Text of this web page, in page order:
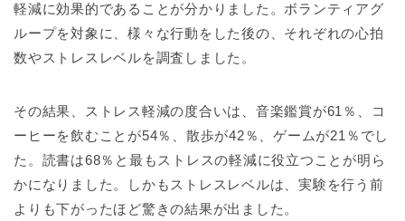
軽減に効果的であることが分かりました。ボランティアグ
ループを対象に、様々な行動をした後の、それぞれの心拍
数やストレスレベルを調査しました。
その結果、ストレス軽減の度合いは、音楽鑑賞が61％、コ
ーヒーを飲むことが54％、散歩が42％、ゲームが21％でし
た。読書は68％と最もストレスの軽減に役立つことが明ら
かになりました。しかもストレスレベルは、実験を行う前
よりも下がったほど驚きの結果が出ました。